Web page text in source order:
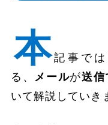
本記事で
る、 メールが送信
いて解説していき